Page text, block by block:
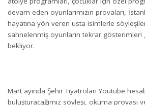
devam eden oyunlarımızın provaları,
hayatına yön veren usta isimlerle
sahnelenmiş oyunların tekrar gösterimleri
bekliyor.
Mart ayında Şehir Tiyatroları Youtube
buluşturacağımız söyleşi, okuma provası